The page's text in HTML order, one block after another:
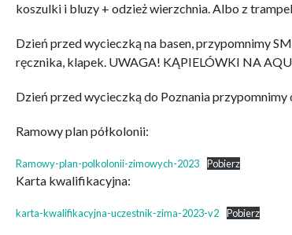
koszulki i bluzy + odzież wierzchnia. Albo z
Dzień przed wycieczką na basen, przypomnimy
ręcznika, klapek. UWAGA! KĄPIELÓWKI NA
Dzień przed wycieczką do Poznania przypomnimy
Ramowy plan półkolonii:
Ramowy-plan-polkolonii-zimowych-2023 Pobierz
Karta kwalifikacyjna:
karta-kwalifikacyjna-uczestnik-zima-2023-v2 Pobierz